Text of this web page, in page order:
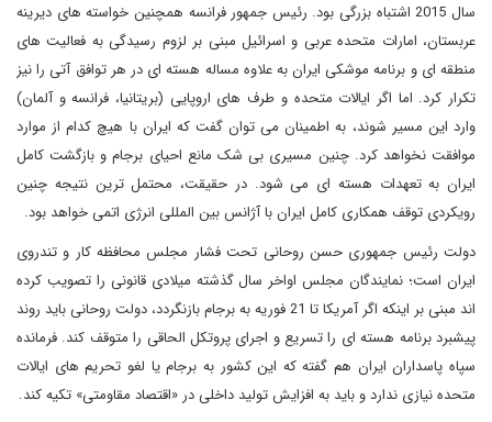
سال 2015 اشتباه بزرگی بود. رئیس جمهور فرانسه همچنین خواسته های دیرینه
عربستان، امارات متحده عربی و اسرائیل مبنی بر لزوم رسیدگی به فعالیت های
منطقه ای و برنامه موشکی ایران به علاوه مساله هسته ای در هر توافق آتی را نیز
تکرار کرد. اما اگر ایالات متحده و طرف های اروپایی (بریتانیا، فرانسه و آلمان)
وارد این مسیر شوند، به اطمینان می توان گفت که ایران با هیچ کدام از موارد
موافقت نخواهد کرد. چنین مسیری بی شک مانع احیای برجام و بازگشت کامل
ایران به تعهدات هسته ای می شود. در حقیقت، محتمل ترین نتیجه چنین
رویکردی توقف همکاری کامل ایران با آژانس بین المللی انرژی اتمی خواهد بود.
دولت رئیس جمهوری حسن روحانی تحت فشار مجلس محافظه کار و تندروی
ایران است؛ نمایندگان مجلس اواخر سال گذشته میلادی قانونی را تصویب کرده
اند مبنی بر اینکه اگر آمریکا تا 21 فوریه به برجام بازنگردد، دولت روحانی باید روند
پیشبرد برنامه هسته ای را تسریع و اجرای پروتکل الحاقی را متوقف کند. فرمانده
سپاه پاسداران ایران هم گفته که این کشور به برجام یا لغو تحریم های ایالات
متحده نیازی ندارد و باید به افزایش تولید داخلی در «اقتصاد مقاومتی» تکیه کند.